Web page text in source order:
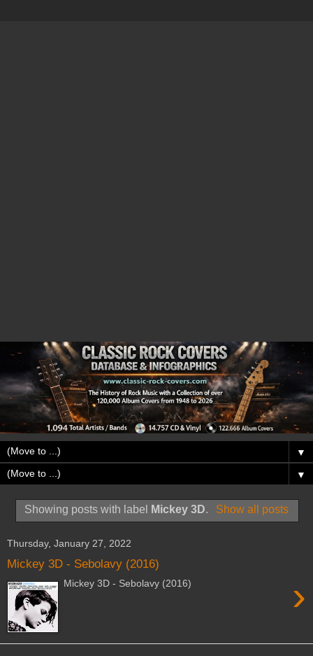
▼
▼
Showing posts with label Mickey 3D. Show all posts
Thursday, January 27, 2022
Mickey 3D - Sebolavy (2016)
›
Mickey 3D - Sebolavy (2016)